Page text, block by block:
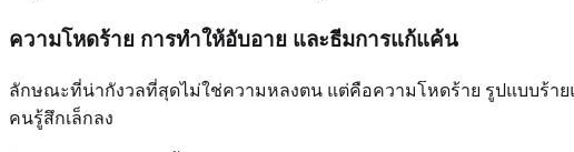
ความโหดร้าย การทำให้อับอาย และธีมการแก้แค้น
ลักษณะที่น่ากังวลที่สุดไม่ใช่ความหลงตน แต่คือความโหดร้าย รูปแบบร้า
คนรู้สึกเล็กลง